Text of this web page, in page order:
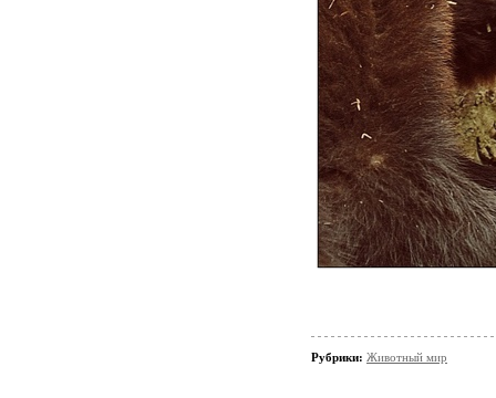
Рубрики: Животный мир